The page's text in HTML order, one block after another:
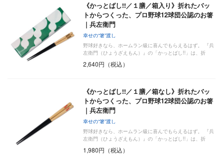
《かっとばし!!／１膳／箱入り》折れたバッ
トからつくった、プロ野球12球団公認のお箸
｜兵左衛門
幸せの“箸”渡し
野球好きなら、ホームラン級に喜んでもらえるはず。 『兵
左衛門（ひょうざえもん）』の「かっとばし!!」は、折
2,640円（税込）
《かっとばし!!／１膳／箱なし》折れたバッ
トからつくった、プロ野球12球団公認のお箸
｜兵左衛門
幸せの“箸”渡し
野球好きなら、ホームラン級に喜んでもらえるはず。 『兵
左衛門（ひょうざえもん）』の「かっとばし!!」は、折
1,980円（税込）